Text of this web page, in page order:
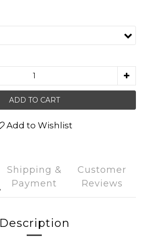
ADD TO CART
Add to Wishlist
Shipping &
Payment
Customer
Reviews
Description